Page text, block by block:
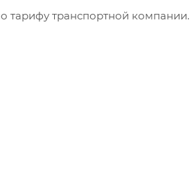
тарифу транспортной компании.